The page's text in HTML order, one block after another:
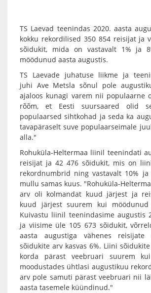
TS Laevad teenindas 2020. aasta
kokku rekordilised 350 854 reisijat ja
sõidukit, mida on vastavalt 1% ja
möödunud aasta augustis.
TS Laevade juhatuse liikme ja
juhi Ave Metsla sõnul pole
ajaloos kunagi varem nii populaarne
rõõm, et Eesti suursaared olid
populaarsed sihtkohad ja seda ka
tavapäraselt suve populaarseimale
alla."
Rohuküla-Heltermaa liinil teenindati
reisijat ja 42 476 sõidukit, mis on
rekordnumbrid ning vastavalt 10%
mullu samas kuus. "Rohuküla-
arv oli kolmandat kuud järjest ja
kuud järjest suurem kui möödunud
Kuivastu liinil teenindasime augustis
ja viisime üle 105 673 sõidukit,
aasta augustiga vähenes
sõidukite arv kasvas 6%. Liini
korda pärast veebruari suurem
moodustades ühtlasi augustikuu
arv pole samuti pärast veebruari nii
aasta tasemele küündinud."